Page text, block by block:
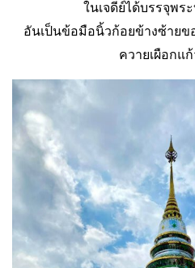
ในเจดีย์ได้บรรจุพร
อันเป็นข้อมือนิ้วก้อยข้างซ้ายข
ควายเผือกแ